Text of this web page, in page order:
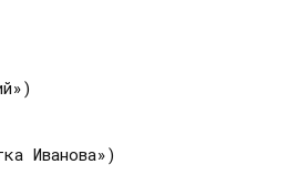
Иванова»)